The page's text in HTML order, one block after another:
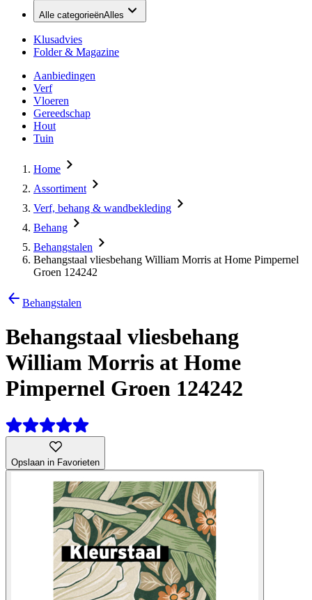
Alle categorieënAlles
Klusadvies
Folder & Magazine
Aanbiedingen
Verf
Vloeren
Gereedschap
Hout
Tuin
Home
Assortiment
Verf, behang & wandbekleding
Behang
Behangstalen
Behangstaal vliesbehang William Morris at Home Pimpernel
Groen 124242
Behangstalen
Behangstaal vliesbehang
William Morris at Home
Pimpernel Groen 124242
Opslaan in Favorieten